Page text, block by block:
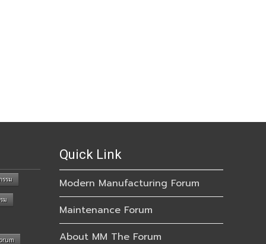
รม
ม
Quick Link
Modern Manufacturing Forum
Maintenance Forum
About MM The Forum